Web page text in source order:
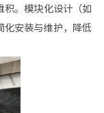
积。模块化设计（如
化安装与维护，降低